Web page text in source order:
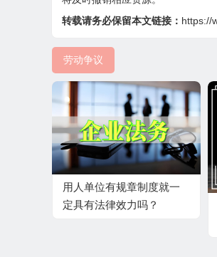
转载请务必保留本文链接： https://
劳动争议
用人单位有规章制度就一
定具有法律效力吗？